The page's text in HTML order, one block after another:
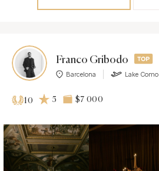
Franco Gribodo
Barcelona Lake Como
10 5 $7 000